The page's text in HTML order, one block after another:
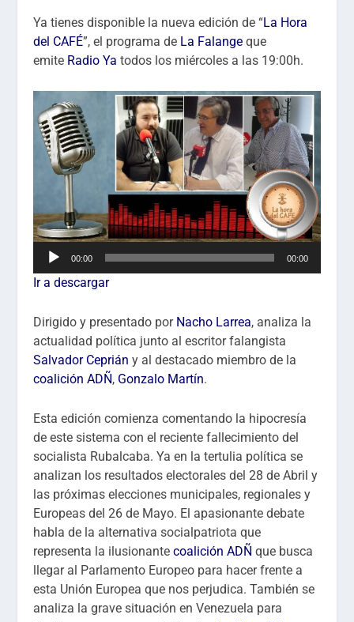
Ya tienes disponible la nueva edición de “La Hora
del CAFÉ”, el programa de La Falange que
emite Radio Ya todos los miércoles a las 19:00h.
Reproductor
audio
00:00 00:00
Ir a descargar
Dirigido y presentado por Nacho Larrea, analiza la
actualidad política junto al escritor falangista
Salvador Ceprián y al destacado miembro de la
coalición ADÑ, Gonzalo Martín.
Esta edición comienza comentando la hipocresía
de este sistema con el reciente fallecimiento del
socialista Rubalcaba. Ya en la tertulia política se
analizan los resultados electorales del 28 de Abril y
las próximas elecciones municipales, regionales y
Europeas del 26 de Mayo. El apasionante debate
habla de la alternativa socialpatriota que
representa la ilusionantecoalición ADÑ que busca
llegar al Parlamento Europeo para hacer frente a
esta Unión Europea que nos perjudica. También se
analiza la grave situación en Venezuela para